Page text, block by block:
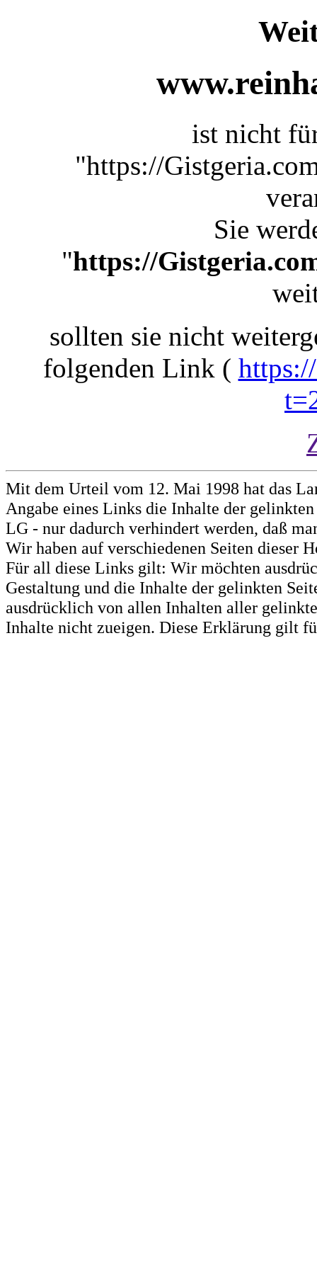
ist nicht
"https://
Sie
"https://
sollten sie nicht
folgenden Link (
Mit dem Urteil vom 12. Mai 1998 hat das
Angabe eines Links die Inhalte der
LG - nur dadurch verhindert werden, daß
Wir haben auf verschiedenen Seiten dieser
Für all diese Links gilt: Wir möchten
Gestaltung und die Inhalte der gelinkten
ausdrücklich von allen Inhalten aller
Inhalte nicht zueigen. Diese Erklärung gilt